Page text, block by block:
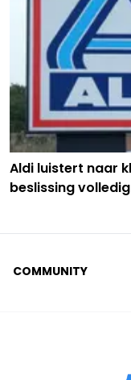
Aldi luistert naar
beslissing
COMMUNITY